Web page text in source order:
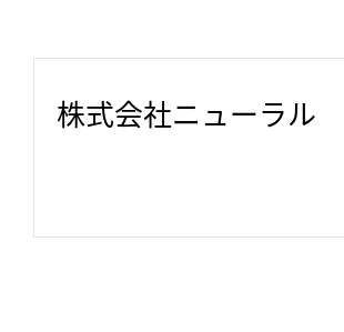
株式会社ニューラル